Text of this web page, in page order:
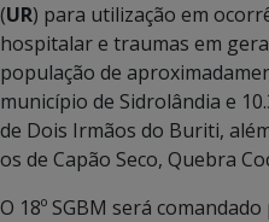
(UR) para utilização em
hospitalar e traumas em
população de
município de Sidrolândia e
de Dois Irmãos do Buriti,
os de Capão Seco, Quebra
O 18º SGBM será